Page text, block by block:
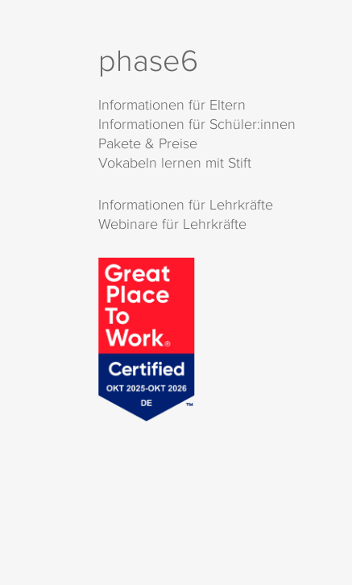
phase6
Informationen für Eltern
Informationen für Schüler:innen
Pakete & Preise
Vokabeln lernen mit Stift
Informationen für Lehrkräfte
Webinare für Lehrkräfte